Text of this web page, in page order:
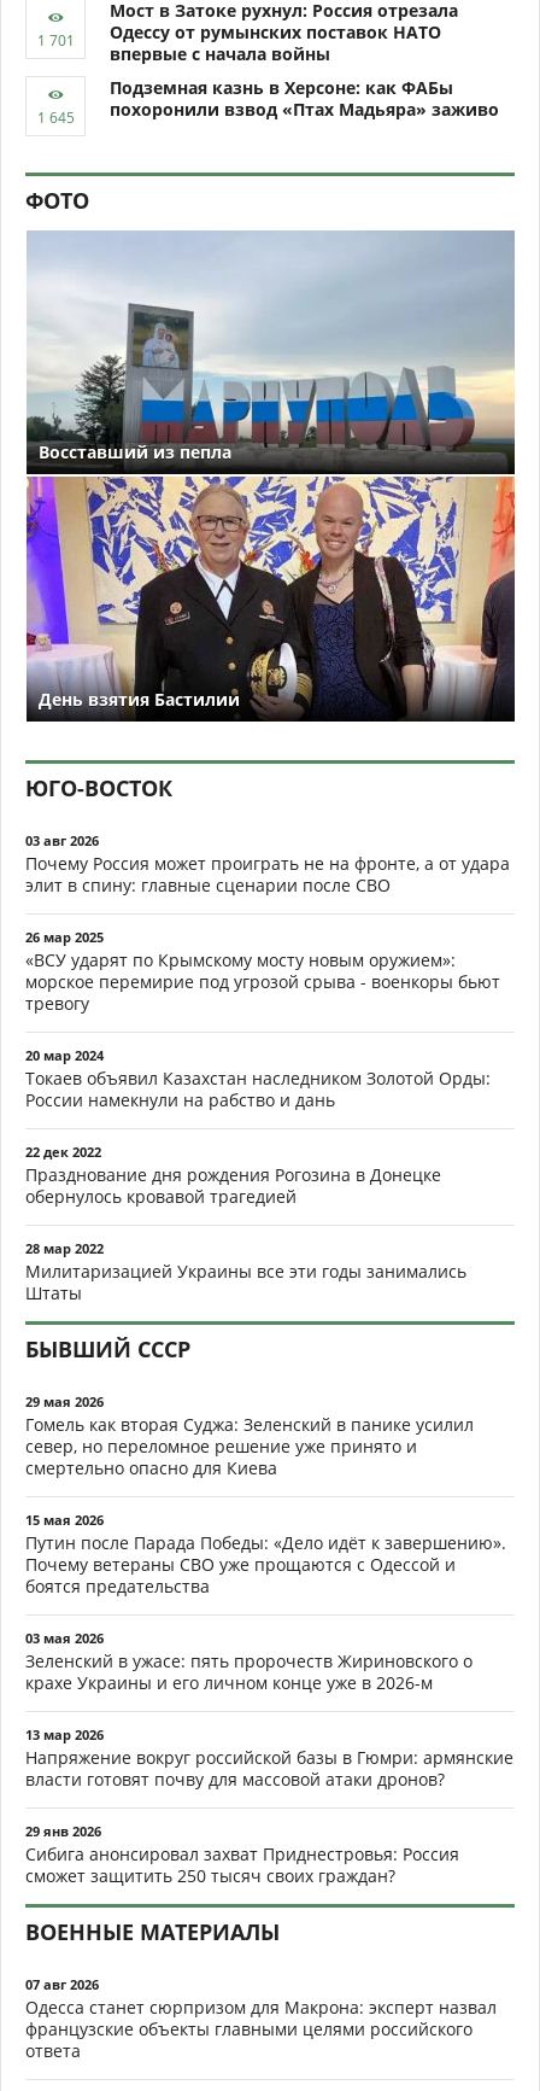
Мост в Затоке рухнул: Россия отрезала
Одессу от румынских поставок НАТО
впервые с начала войны
Подземная казнь в Херсоне: как ФАБы
похоронили взвод «Птах Мадьяра» заживо
ФОТО
Восставший из пепла
День взятия Бастилии
ЮГО-ВОСТОК
03 авг 2026
Почему Россия может проиграть не на фронте, а от удара
элит в спину: главные сценарии после СВО
26 мар 2025
«ВСУ ударят по Крымскому мосту новым оружием»:
морское перемирие под угрозой срыва - военкоры бьют
тревогу
20 мар 2024
Токаев объявил Казахстан наследником Золотой Орды:
России намекнули на рабство и дань
22 дек 2022
Празднование дня рождения Рогозина в Донецке
обернулось кровавой трагедией
28 мар 2022
Милитаризацией Украины все эти годы занимались
Штаты
БЫВШИЙ СССР
29 мая 2026
Гомель как вторая Суджа: Зеленский в панике усилил
север, но переломное решение уже принято и
смертельно опасно для Киева
15 мая 2026
Путин после Парада Победы: «Дело идёт к завершению».
Почему ветераны СВО уже прощаются с Одессой и
боятся предательства
03 мая 2026
Зеленский в ужасе: пять пророчеств Жириновского о
крахе Украины и его личном конце уже в 2026-м
13 мар 2026
Напряжение вокруг российской базы в Гюмри: армянские
власти готовят почву для массовой атаки дронов?
29 янв 2026
Сибига анонсировал захват Приднестровья: Россия
сможет защитить 250 тысяч своих граждан?
ВОЕННЫЕ МАТЕРИАЛЫ
07 авг 2026
Одесса станет сюрпризом для Макрона: эксперт назвал
французские объекты главными целями российского
ответа